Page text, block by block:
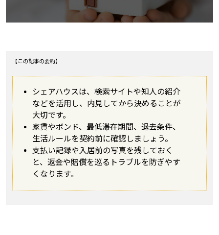
【この記事の要約】
シェアハウスは、検索サイトや知人の紹介
などを活用し、内見してから決めることが
大切です。
家賃やボンド、最低滞在期間、退去条件、
生活ルールを契約前に確認しましょう。
支払い記録や入居前の写真を残しておく
と、返金や賠償を巡るトラブルを防ぎやす
くなります。